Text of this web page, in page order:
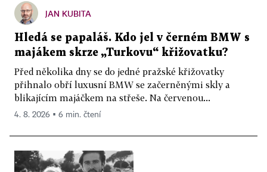
JAN KUBITA
Hledá se papaláš. Kdo jel v černém BMW s
majákem skrze „Turkovu“ křižovatku?
Před několika dny se do jedné pražské křižovatky
přihnalo obří luxusní BMW se začerněnými skly a
blikajícím majáčkem na střeše. Na červenou...
4. 8. 2026 ▪ 6 min. čtení